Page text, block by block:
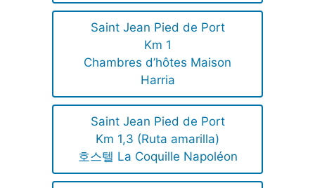
Saint Jean Pied de Port
Km 1
Chambres d’hôtes Maison
Harria
Saint Jean Pied de Port
Km 1,3 (Ruta amarilla)
호스텔 La Coquille Napoléon